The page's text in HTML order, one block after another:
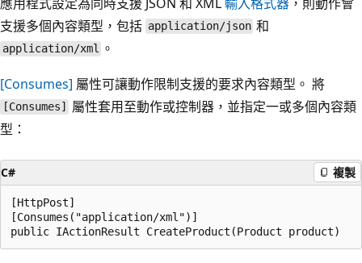
支援多個內容類型，包括 application/json 和
application/xml 。
[Consumes] 屬性可讓動作限制支援的要求內容類型。 將
[Consumes]
屬性套用至動作或控制器，並指定一或多個內容類
型：
C# 複製
[HttpPost]
[Consumes("application/xml")]